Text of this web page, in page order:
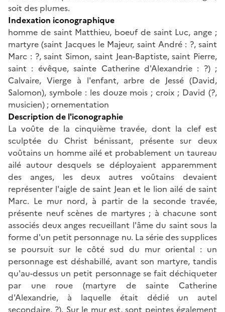
soit des plumes.
Indexation iconographique
homme de saint Matthieu, boeuf de saint Luc, ange ;
martyre (saint Jacques le Majeur, saint André : ?, saint
Marc : ?, saint Simon, saint Jean-Baptiste, saint Pierre,
saint : évêque, sainte Catherine d'Alexandrie : ?) ;
Calvaire, Vierge à l'enfant, arbre de Jessé (David,
Salomon), symbole : les douze mois ; croix ; David (?,
musicien) ; ornementation
Description de l'iconographie
La voûte de la cinquième travée, dont la clef est
sculptée du Christ bénissant, présente sur deux
voûtains un homme ailé et probablement un taureau
ailé autour desquels se déployaient apparemment
des anges, les deux autres voûtains devaient
représenter l'aigle de saint Jean et le lion ailé de saint
Marc. Le mur nord, à partir de la seconde travée,
présente neuf scènes de martyres ; à chacune sont
associés deux anges recueillant l'âme du saint sous la
forme d'un petit personnage nu. La série des supplices
se poursuit sur le côté sud du mur oriental : un
personnage est déshabillé, avant son martyre, tandis
qu'au-dessus un petit personnage se fait déchiqueter
par une roue (martyre de sainte Catherine
d'Alexandrie, à laquelle était dédié un autel
secondaire, ?). Sur le mur est, sont peintes également